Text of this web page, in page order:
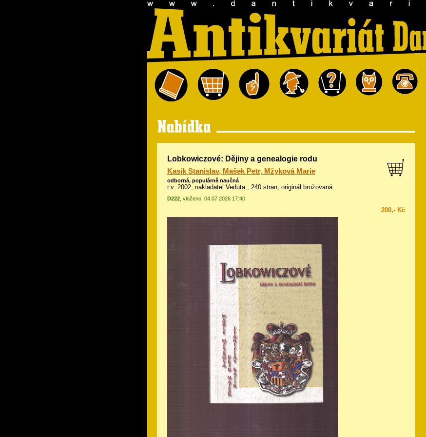
Lobkowiczové: Dějiny a genealogie rodu
Kasík Stanislav, Mašek Petr, Mžyková Marie
odborná, populárně naučná
r.v. 2002, nakladatel Veduta , 240 stran, originál brožovaná
D222 , vloženo: 04.07.2026 17:40
200,- Kč